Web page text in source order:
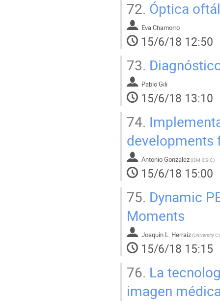
72. Óptica
Eva Chamorro
15/6/18 12:50
73.
Pablo Gili
15/6/18 13:10
74.
developments
Antonio Gonzalez(i3M-CSIC)
15/6/18 15:00
75. Dynamic
Moments
Joaquin L. Herraiz(
15/6/18 15:15
76. La
imagen